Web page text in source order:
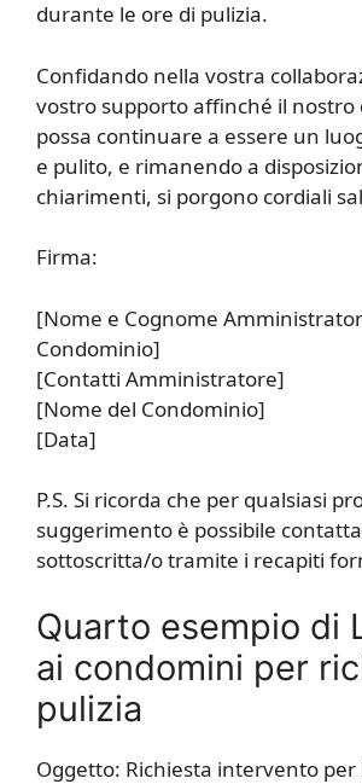
durante le ore di pulizia.
Confidando nella vostra
vostro supporto affinché il nostro
possa continuare a essere un
e pulito, e rimanendo a
chiarimenti, si porgono cordiali
Firma:
[Nome e Cognome
Condominio]
[Contatti Amministratore]
[Nome del Condominio]
[Data]
P.S. Si ricorda che per qualsiasi
suggerimento è possibile
sottoscritta/o tramite i recapiti
Quarto esempio di
ai condomini per
pulizia
Oggetto: Richiesta intervento per